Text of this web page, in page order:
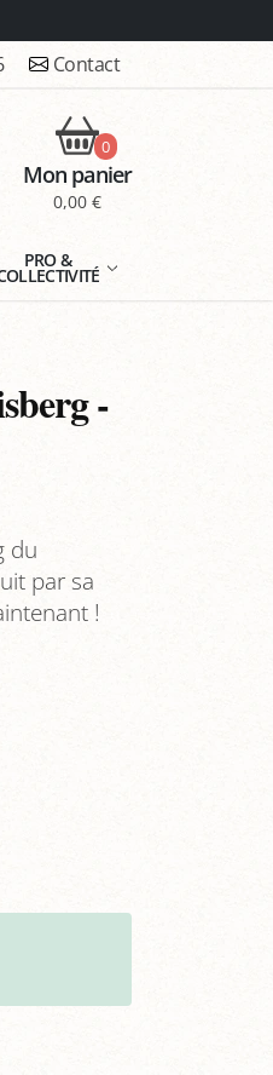
Contact
0
Mon panier
0,00 €
PRO &
-
du
par sa
!